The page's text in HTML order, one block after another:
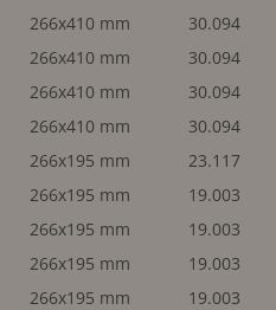
266x410 mm
30.094
266x410 mm
30.094
266x410 mm
30.094
266x410 mm
30.094
266x195 mm
23.117
266x195 mm
19.003
266x195 mm
19.003
266x195 mm
19.003
266x195 mm
19.003